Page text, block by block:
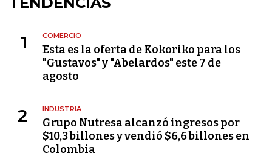
1 COMERCIO
Esta es la oferta de Kokoriko para los
"Gustavos" y "Abelardos" este 7 de
agosto
2 INDUSTRIA
Grupo Nutresa alcanzó ingresos por
$10,3 billones y vendió $6,6 billones en
Colombia